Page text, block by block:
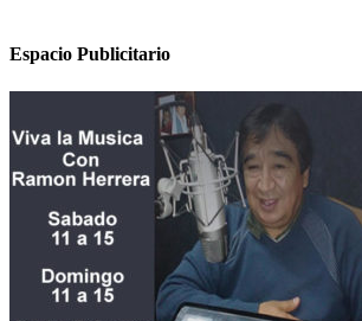
Espacio Publicitario